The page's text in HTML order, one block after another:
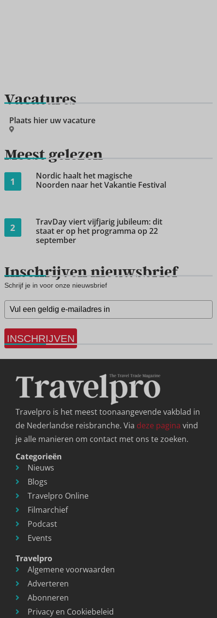
Vacatures
Plaats hier uw vacature
Meest gelezen
1
Nordic haalt het magische
Noorden naar het Vakantie Festival
2
TravDay viert vijfjarig jubileum: dit
staat er op het programma op 22
september
Inschrijven nieuwsbrief
Schrijf je in voor onze nieuwsbrief
INSCHRIJVEN
Travelpro is het meest toonaangevende vakblad in
de Nederlandse reisbranche. Via deze pagina vind
je alle manieren om contact met ons te zoeken.
Categorieën
Nieuws
Blogs
Travelpro Online
Filmarchief
Podcast
Events
Travelpro
Algemene voorwaarden
Adverteren
Abonneren
Privacy en Cookiebeleid